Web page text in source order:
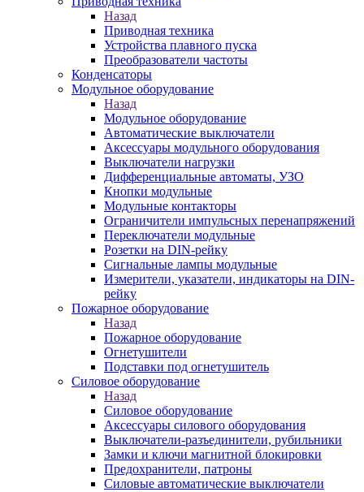
Назад
Приводная техника
Устройства плавного пуска
Преобразователи частоты
Конденсаторы
Модульное оборудование
Назад
Модульное оборудование
Автоматические выключатели
Аксессуары модульного оборудования
Выключатели нагрузки
Дифференциальные автоматы, УЗО
Кнопки модульные
Модульные контакторы
Ограничители импульсных перенапряжений
Переключатели модульные
Розетки на DIN-рейку
Сигнальные лампы модульные
Измерители, указатели, индикаторы на DIN-
рейку
Пожарное оборудование
Назад
Пожарное оборудование
Огнетушители
Подставки под огнетушитель
Силовое оборудование
Назад
Силовое оборудование
Аксессуары силового оборудования
Выключатели-разъединители, рубильники
Замки и ключи магнитной блокировки
Предохранители, патроны
Силовые автоматические выключатели